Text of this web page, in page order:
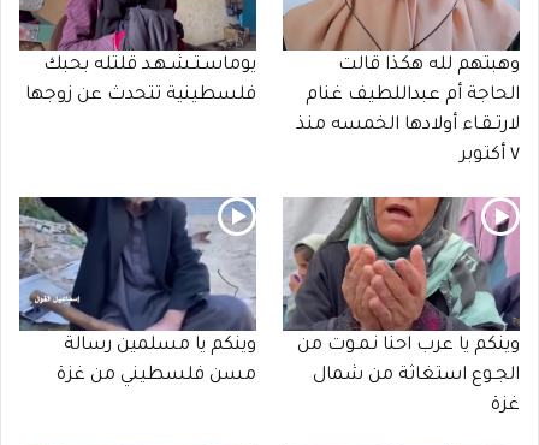
وهبتهم لله هكذا قالت
الحاجة أم عبداللطيف غنام
لارتـقـاء أولادها الخمسه منذ
٧ أكتوبر
يوماسـتـشـهـد قلتله بحبك
فلسطينية تتحدث عن زوجها
وينكم يا عرب احنا نـمـوت من
الجـوع استغاثة من شمال
غزة
وينكم يا مسلمين رسالة
مسن فلسطيني من غزة